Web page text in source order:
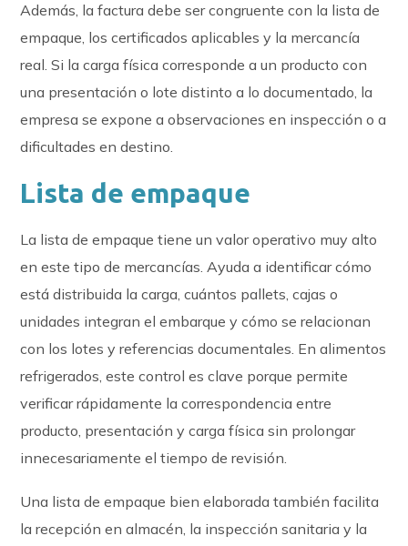
Además, la factura debe ser congruente con la lista de
empaque, los certificados aplicables y la mercancía
real. Si la carga física corresponde a un producto con
una presentación o lote distinto a lo documentado, la
empresa se expone a observaciones en inspección o a
dificultades en destino.
Lista de empaque
La lista de empaque tiene un valor operativo muy alto
en este tipo de mercancías. Ayuda a identificar cómo
está distribuida la carga, cuántos pallets, cajas o
unidades integran el embarque y cómo se relacionan
con los lotes y referencias documentales. En alimentos
refrigerados, este control es clave porque permite
verificar rápidamente la correspondencia entre
producto, presentación y carga física sin prolongar
innecesariamente el tiempo de revisión.
Una lista de empaque bien elaborada también facilita
la recepción en almacén, la inspección sanitaria y la